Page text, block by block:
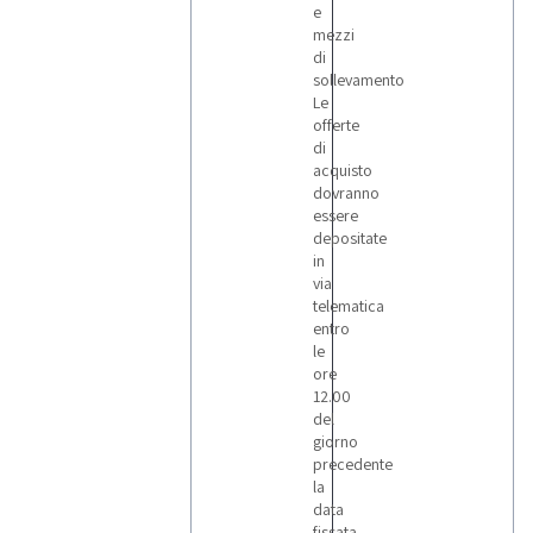
e
mezzi
di
sollevamento
Le
offerte
di
acquisto
dovranno
essere
depositate
in
via
telematica
entro
le
ore
12.00
del
giorno
precedente
la
data